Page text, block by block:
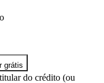
grátis
do crédito (ou